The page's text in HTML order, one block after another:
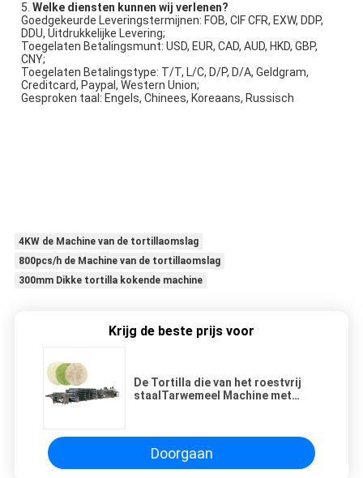
5. Welke diensten kunnen wij verlenen?
Goedgekeurde Leveringstermijnen: FOB, CIF CFR, EXW, DDP,
DDU, Uitdrukkelijke Levering;
Toegelaten Betalingsmunt: USD, EUR, CAD, AUD, HKD, GBP,
CNY;
Toegelaten Betalingstype: T/T, L/C, D/P, D/A, Geldgram,
Creditcard, Paypal, Western Union;
Gesproken taal: Engels, Chinees, Koreaans, Russisch
4KW de Machine van de tortillaomslag
800pcs/h de Machine van de tortillaomslag
300mm Dikke tortilla kokende machine
Krijg de beste prijs voor
De Tortilla die van het roestvrij
staalTarwemeel Machine met
Doorgaan